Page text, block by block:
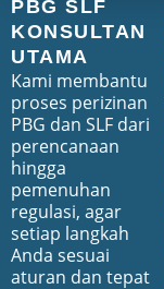
PBG SLF
KONSULTAN
UTAMA
Kami membantu
proses perizinan
PBG dan SLF dari
perencanaan
hingga
pemenuhan
regulasi, agar
setiap langkah
Anda sesuai
aturan dan tepat